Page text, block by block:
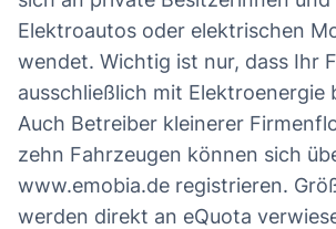
Elektroautos oder elektrischen
wendet. Wichtig ist nur, dass Ihr
ausschließlich mit Elektroenergie
Auch Betreiber kleinerer
zehn Fahrzeugen können sich
www.emobia.de registrieren.
werden direkt an eQuota